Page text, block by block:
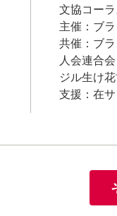
文協コー
主催：ブ
共催：ブ
人会連合
ジル生け
支援：在